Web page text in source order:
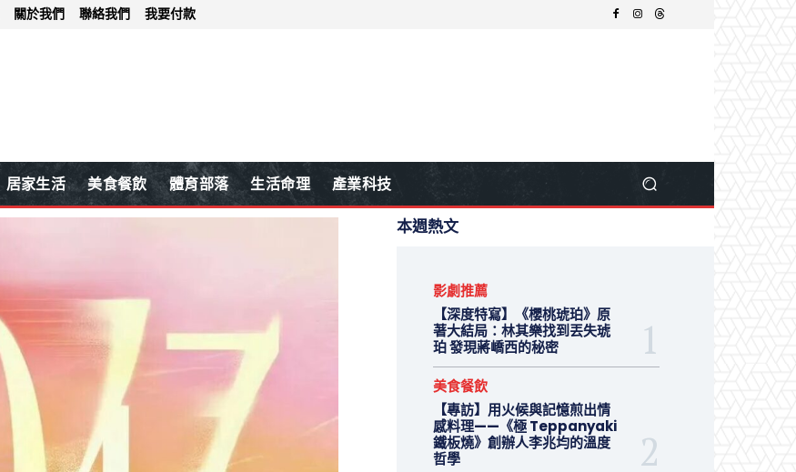
關於我們 聯絡我們 我要付款
居家生活 美食餐飲 體育部落 生活命理 產業科技
本週熱文
影劇推薦
【深度特寫】《櫻桃琥珀》原
著大結局：林其樂找到丟失琥
珀 發現蔣嶠西的秘密
美食餐飲
【專訪】用火候與記憶煎出情
感料理——《極 Teppanyaki
鐵板燒》創辦人李兆均的溫度
哲學